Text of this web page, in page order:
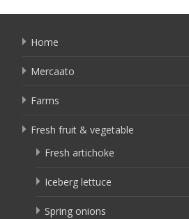
Home
Mercaato
Farms
Fresh fruit & vegetable
Fresh artichoke
Iceberg lettuce
Spring onions